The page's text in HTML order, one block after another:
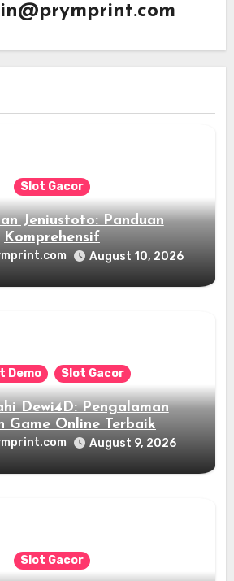
Slot Gacor
Jeniustoto: Panduan
Komprehensif
August 10, 2026
Demo Slot Gacor
Dewi4D: Pengalaman
Game Online Terbaik
August 9, 2026
Slot Gacor